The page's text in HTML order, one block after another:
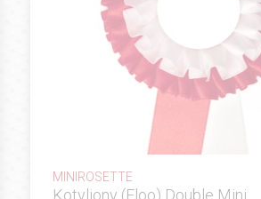
MINIROSETTE